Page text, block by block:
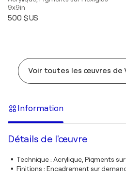
9x9in
500 $US
Voir toutes les œuvres de
Information
Détails de l'œuvre
Technique: Acrylique, Pigments
Finitions : Encadrement sur